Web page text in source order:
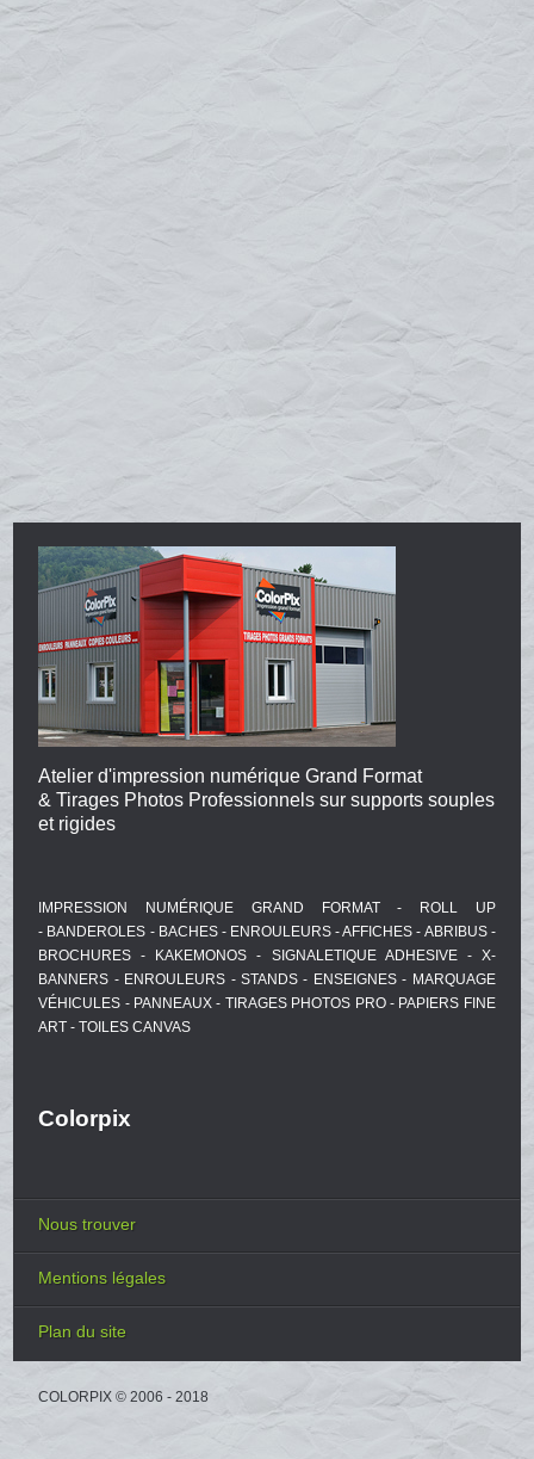
Atelier d'impression numérique Grand Format
& Tirages Photos Professionnels sur supports souples
et rigides
IMPRESSION NUMÉRIQUE GRAND FORMAT - ROLL UP
- BANDEROLES - BACHES - ENROULEURS - AFFICHES - ABRIBUS -
BROCHURES - KAKEMONOS - SIGNALETIQUE ADHESIVE - X-
BANNERS - ENROULEURS - STANDS - ENSEIGNES - MARQUAGE
VÉHICULES - PANNEAUX - TIRAGES PHOTOS PRO - PAPIERS FINE
ART - TOILES CANVAS
Colorpix
Nous trouver
Mentions légales
Plan du site
COLORPIX © 2006 - 2018